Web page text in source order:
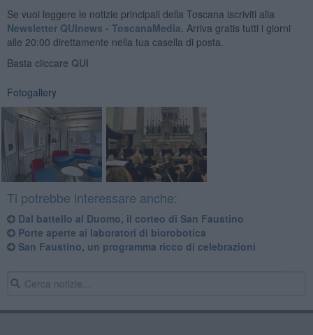
Se vuoi leggere le notizie principali della Toscana iscriviti alla
Newsletter QUInews - ToscanaMedia. Arriva gratis tutti i giorni
alle 20:00 direttamente nella tua casella di posta.
Basta cliccare QUI
Fotogallery
Ti potrebbe interessare anche:
Dal battello al Duomo, il corteo di San Faustino
Porte aperte ai laboratori di biorobotica
San Faustino, un programma ricco di celebrazioni